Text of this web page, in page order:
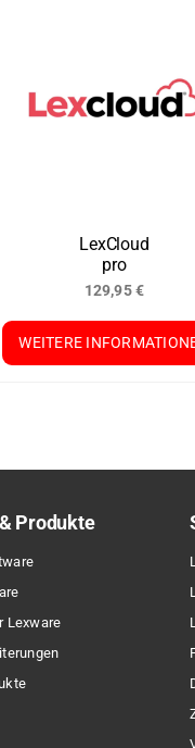
LexCloud
pro
129,95€
WEITERE
Produkte
Lexware